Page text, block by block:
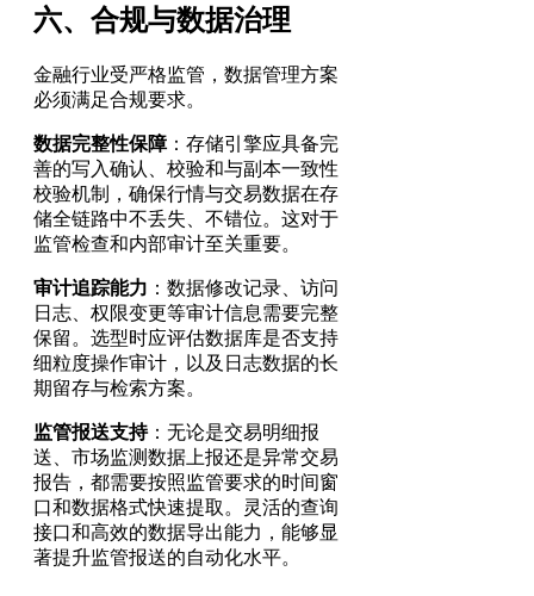
六、合规与数据治理
金融行业受严格监管，数据管理方案
必须满足合规要求。
数据完整性保障：存储引擎应具备完
善的写入确认、校验和与副本一致性
校验机制，确保行情与交易数据在存
储全链路中不丢失、不错位。这对于
监管检查和内部审计至关重要。
审计追踪能力 ：数据修改记录、访问
日志、权限变更等审计信息需要完整
保留。选型时应评估数据库是否支持
细粒度操作审计，以及日志数据的长
期留存与检索方案。
监管报送支持：无论是交易明细报
送、市场监测数据上报还是异常交易
报告，都需要按照监管要求的时间窗
口和数据格式快速提取。灵活的查询
接口和高效的数据导出能力，能够显
著提升监管报送的自动化水平。